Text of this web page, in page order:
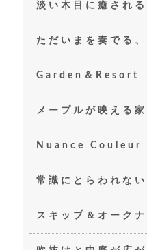
淡い木目に癒され
ただいまを奏でる
Garden＆Resort
メープルが映える家
Nuance Couleur
常識にとらわれな
スキップ＆オーク